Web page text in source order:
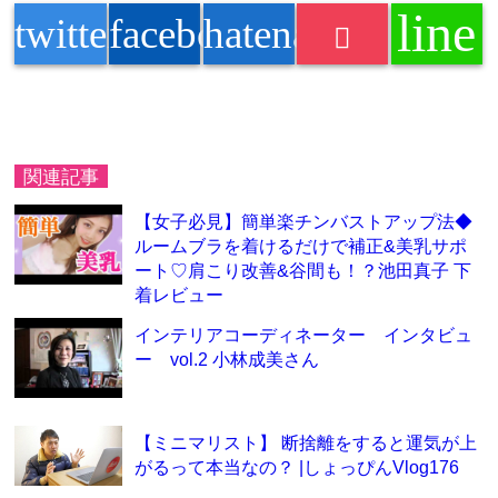
twitterfacebookhatenabookmark
line
関連記事
【女子必見】簡単楽チンバストアップ法◆
ルームブラを着けるだけで補正&美乳サポ
ート♡肩こり改善&谷間も！？池田真子 下
着レビュー
インテリアコーディネーター インタビュ
ー vol.2 小林成美さん
【ミニマリスト】 断捨離をすると運気が上
がるって本当なの？ |しょっぴんVlog176